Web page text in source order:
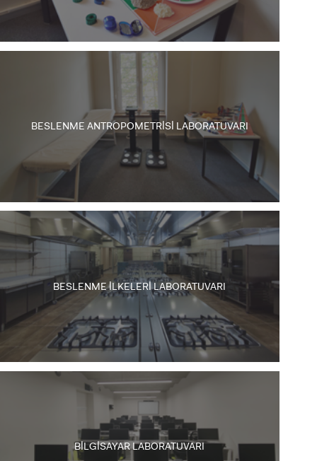
BESLENME ANTROPOMETRİSİ LABORATUVARI
BESLENME İLKELERİ LABORATUVARI
BİLGİSAYAR LABORATUVARI